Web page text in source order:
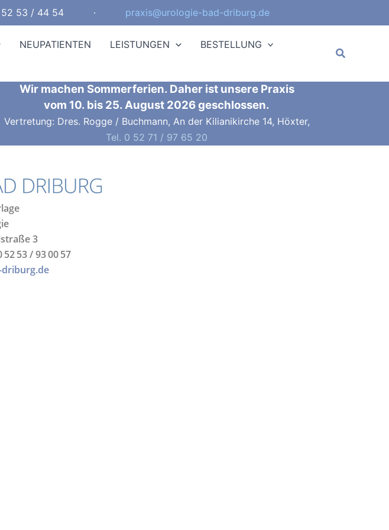
52 53 / 44 54 · praxis@urologie-bad-driburg.de
NEUPATIENTEN LEISTUNGEN
BESTELLUNG
Suchen
Wir machen Sommerferien. Daher ist unsere Praxis
vom 10. bis 25. August 2026 geschlossen.
Vertretung: Dres. Rogge / Buchmann, An der Kilianikirche 14, Höxter,
Tel. 0 52 71 / 97 65 20
3
53 / 93 00 57
driburg.de